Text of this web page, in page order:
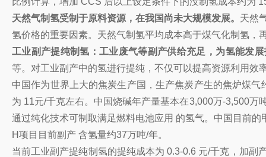
天然气制氢受制于原料资源，在我国尚未大规模发展。 天然
氢价格的重要因素。天然气制氢平均成本高于煤气化制氢，
工业副产提纯制氢：工业废气等副产供给充足，为氢能发
等。对工业副产中的氢进行提纯，不仅可以提高资源利用
中国作为世界上大的焦炭生产国，生产焦炭产生的焦炉煤
为 11元/千克左右。中国烧碱年产量基本在3,000万-3,500
通过纯化技术可制取满足燃料电池应用 的氢气。中国目前
H项目目前副产 含氢量约37万吨/年。
当前工业副产提纯制氢的提纯成本为 0.3-0.6 元/千克，加